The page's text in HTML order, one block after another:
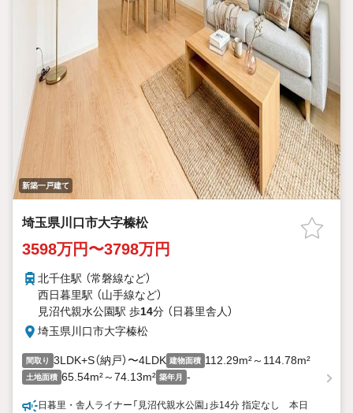
新築一戸建て
埼玉県川口市大字榛松
3598万円〜3798万円
北千住駅 （常磐線など）
西日暮里駅 （山手線など）
見沼代親水公園駅 歩14分 （日暮里舎人）
埼玉県川口市大字榛松
間取り 3LDK+S（納戸）〜4LDK 建物面積 112.29m²～114.78m²
土地面積 65.54m²～74.13m² 築年月 -
日暮里・舎人ライナー「見沼代親水公園」歩14分 指定なし 本日